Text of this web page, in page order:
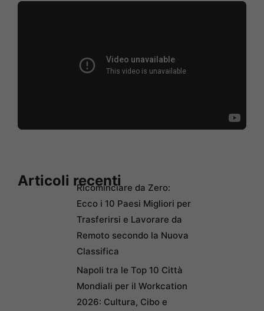
Articoli recentiRicominciare da Zero:
Ecco i 10 Paesi Migliori per
Trasferirsi e Lavorare da
Remoto secondo la Nuova
Classifica
Napoli tra le Top 10 Città
Mondiali per il Workcation
2026: Cultura, Cibo e